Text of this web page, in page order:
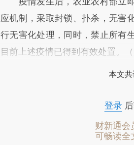
应机制，采取封锁、扑杀，无害
行无害化处理，同时，禁止所有
目前上述疫情已得到有效处置。
本文共
登录后
财新通会
可畅读全